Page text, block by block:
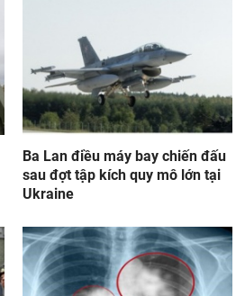
Ba Lan điều máy bay chiến đấu
sau đợt tập kích quy mô lớn tại
Ukraine